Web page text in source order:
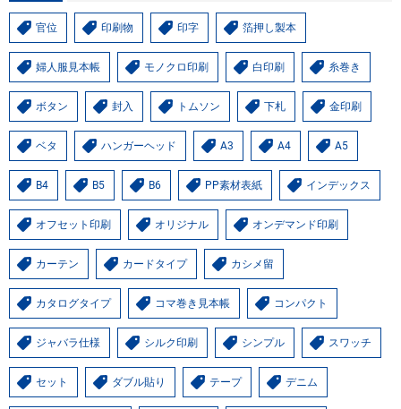
官位 印刷物 印字 箔押し製本
婦人服見本帳 モノクロ印刷 白印刷 糸巻き
ボタン 封入 トムソン 下札 金印刷
ベタ ハンガーヘッド A3 A4 A5
B4 B5 B6 PP素材表紙 インデックス
オフセット印刷 オリジナル オンデマンド印刷
カーテン カードタイプ カシメ留
カタログタイプ コマ巻き見本帳 コンパクト
ジャバラ仕様 シルク印刷 シンプル スワッチ
セット ダブル貼り テープ デニム